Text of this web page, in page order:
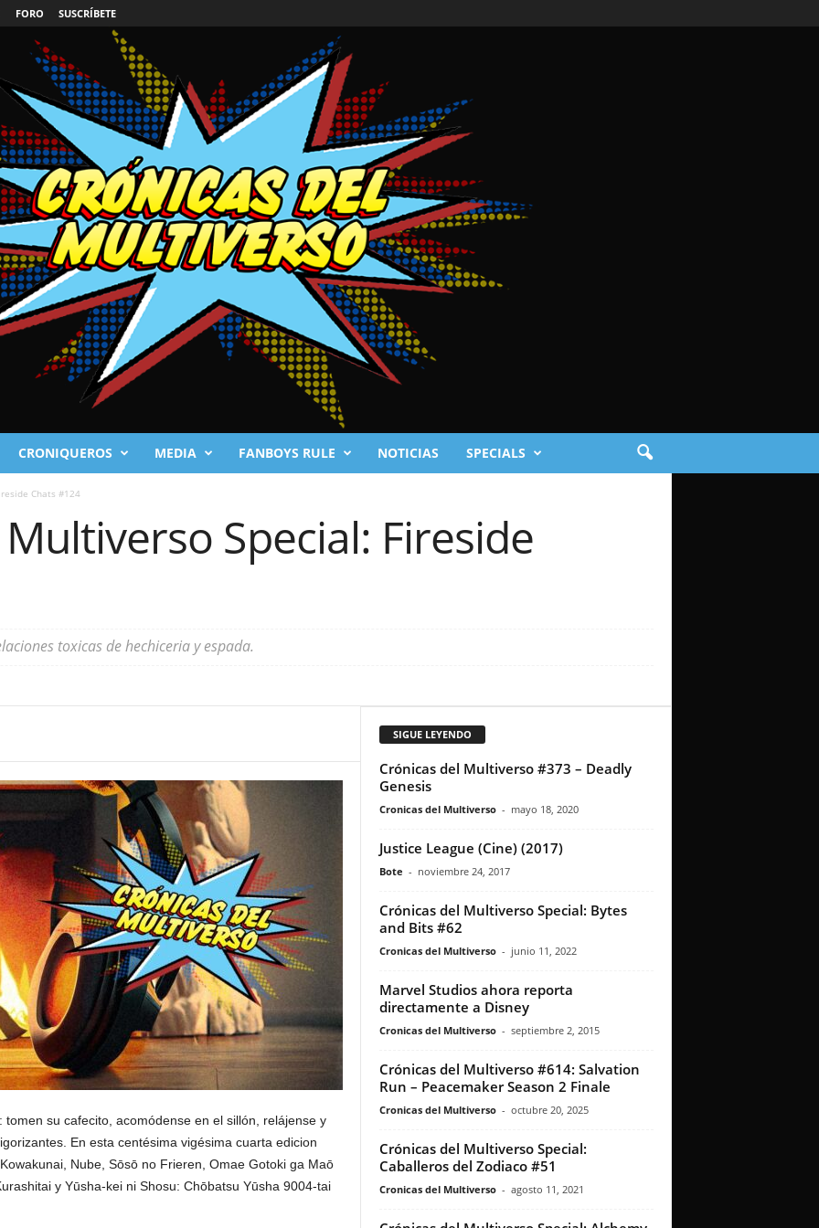
FORO SUSCRÍBETE
CRONIQUEROS MEDIA FANBOYS RULE NOTICIAS SPECIALS
Chats #124
Special: Fireside
toxicas de hechiceria y espada.
su cafecito, acomódense en el sillón, relájense y
En esta centésima vigésima cuarta edicion
Nube, Sōsō no Frieren, Omae Gotoki ga Maō
y Yūsha-kei ni Shosu: Chōbatsu Yūsha 9004-tai
SIGUE LEYENDO
Crónicas del Multiverso #373 – Deadly
Genesis
Cronicas del Multiverso - mayo 18, 2020
Justice League (Cine) (2017)
Bote - noviembre 24, 2017
Crónicas del Multiverso Special: Bytes
and Bits #62
Cronicas del Multiverso - junio 11, 2022
Marvel Studios ahora reporta
directamente a Disney
Cronicas del Multiverso - septiembre 2, 2015
Crónicas del Multiverso #614: Salvation
Run – Peacemaker Season 2 Finale
Cronicas del Multiverso - octubre 20, 2025
Crónicas del Multiverso Special:
Caballeros del Zodiaco #51
Cronicas del Multiverso - agosto 11, 2021